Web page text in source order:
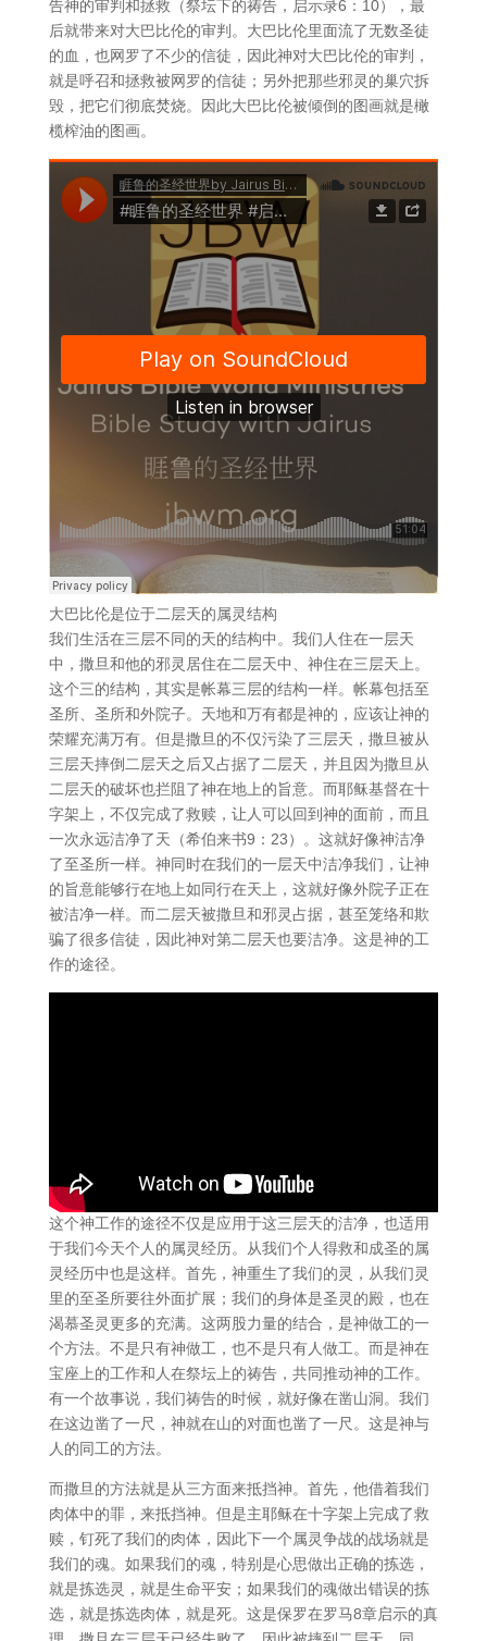
告神的审判和拯救（祭坛下的祷告，启示录6：10），最
后就带来对大巴比伦的审判。大巴比伦里面流了无数圣徒
的血，也网罗了不少的信徒，因此神对大巴比伦的审判，
就是呼召和拯救被网罗的信徒；另外把那些邪灵的巢穴拆
毁，把它们彻底焚烧。因此大巴比伦被倾倒的图画就是橄
榄榨油的图画。
大巴比伦是位于二层天的属灵结构
我们生活在三层不同的天的结构中。我们人住在一层天
中，撒旦和他的邪灵居住在二层天中、神住在三层天上。
这个三的结构，其实是帐幕三层的结构一样。帐幕包括至
圣所、圣所和外院子。天地和万有都是神的，应该让神的
荣耀充满万有。但是撒旦的不仅污染了三层天，撒旦被从
三层天摔倒二层天之后又占据了二层天，并且因为撒旦从
二层天的破坏也拦阻了神在地上的旨意。而耶稣基督在十
字架上，不仅完成了救赎，让人可以回到神的面前，而且
一次永远洁净了天（希伯来书9：23）。这就好像神洁净
了至圣所一样。神同时在我们的一层天中洁净我们，让神
的旨意能够行在地上如同行在天上，这就好像外院子正在
被洁净一样。而二层天被撒旦和邪灵占据，甚至笼络和欺
骗了很多信徒，因此神对第二层天也要洁净。这是神的工
作的途径。
这个神工作的途径不仅是应用于这三层天的洁净，也适用
于我们今天个人的属灵经历。从我们个人得救和成圣的属
灵经历中也是这样。首先，神重生了我们的灵，从我们灵
里的至圣所要往外面扩展；我们的身体是圣灵的殿，也在
渴慕圣灵更多的充满。这两股力量的结合，是神做工的一
个方法。不是只有神做工，也不是只有人做工。而是神在
宝座上的工作和人在祭坛上的祷告，共同推动神的工作。
有一个故事说，我们祷告的时候，就好像在凿山洞。我们
在这边凿了一尺，神就在山的对面也凿了一尺。这是神与
人的同工的方法。
而撒旦的方法就是从三方面来抵挡神。首先，他借着我们
肉体中的罪，来抵挡神。但是主耶稣在十字架上完成了救
赎，钉死了我们的肉体，因此下一个属灵争战的战场就是
我们的魂。如果我们的魂，特别是心思做出正确的拣选，
就是拣选灵，就是生命平安；如果我们的魂做出错误的拣
选，就是拣选肉体，就是死。这是保罗在罗马8章启示的真